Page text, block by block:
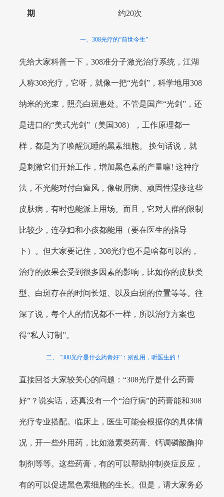
期 约20次
一、308光疗的“前世今生”
先给大家科普一下，308准分子激光治疗系统，江湖
人称308光疗，它呀，就像一把“光剑”，科学地用308
纳米的光束，照亮白斑患处。不管是国产“光剑”，还
是进口的“美式光剑”（美国308），工作原理都一
样，都是为了唤醒沉睡的黑素细胞。 换句话说，就
是刺激它们开始工作，增加黑色素的产量嘛! 这种疗
法，不光能对付白癜风，像银屑病、顽固性湿疹这些
皮肤病，有时也能派上用场。而且，它对人群的限制
比较少，连孕妇和小孩都能用（要在医生的指导
下）。但大家要记住，308光疗也不是啥都可以的，
治疗的效果会受到很多因素的影响，比如你的皮肤类
型、白斑存在的时间长短、以及白斑的位置等等。往
深了说，每个人的情况都不一样，所以治疗方案也
得“私人订制”。
二、 “308光疗是什么药膏好”：别乱用，听医生的！
直接回答大家较关心的问题：“308光疗是什么药膏
好”？说实话，还真没有一个“治疗病”的药膏能和308
光疗专业搭配。临床上，医生可能会根据你的具体情
况，开一些外用药，比如激素类药膏、钙调磷酸酶抑
制剂等等。这些药膏，有的可以帮助抑制炎症反应，
有的可以促进黑色素细胞的生长。但是，请大家务必